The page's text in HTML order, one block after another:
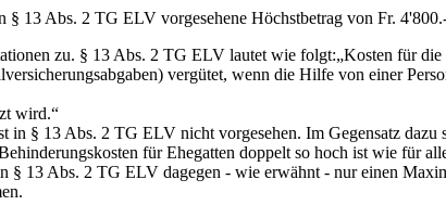
13 Abs. 2 TG ELV vorgesehene Höchstbetrag von Fr.
zu. § 13 Abs. 2 TG ELV lautet wie folgt:„Kosten für
vergütet, wenn die Hilfe von einer
wird.“
in § 13 Abs. 2 TG ELV nicht vorgesehen. Im Gegensatz
für Ehegatten doppelt so hoch ist wie für
§ 13 Abs. 2 TG ELV dagegen - wie erwähnt - nur einen